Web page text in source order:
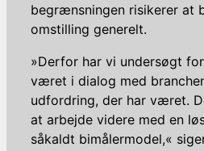
begrænsningen risikerer at
omstilling generelt.
»Derfor har vi undersøgt
været i dialog med
udfordring, der har været.
at arbejde videre med en
såkaldt bimålermodel,«